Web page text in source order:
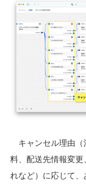
キャンセル理由（
料、配送先情報変
れなど）に応じて